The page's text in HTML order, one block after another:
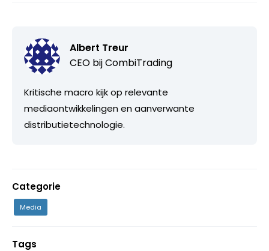
Albert Treur
CEO bijCombiTrading
Kritische macro kijk op relevante
mediaontwikkelingen en aanverwante
distributietechnologie.
Categorie
Media
Tags